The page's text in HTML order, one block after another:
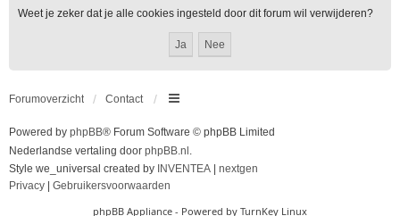
Weet je zeker dat je alle cookies ingesteld door dit forum wil verwijderen?
Forumoverzicht Contact
Powered by phpBB® Forum Software © phpBB Limited
Nederlandse vertaling door phpBB.nl .
Style we_universal created by INVENTEA
nextgen
Privacy
Gebruikersvoorwaarden
phpBB Appliance - Powered by TurnKey Linux